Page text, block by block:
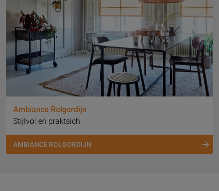
Ambiance Rolgordijn
Stijlvol en praktsich
AMBIANCE ROLGORDIJN